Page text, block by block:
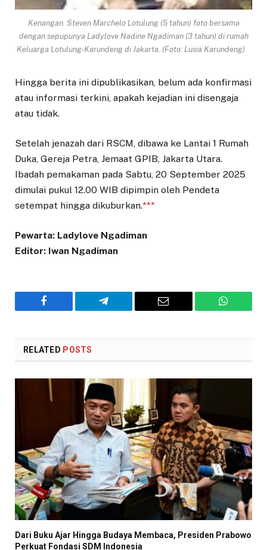
Kenangan. Steven Marchelo Lotulung (5 tahun) foto bersama
dengan sepupunya Ladylove Nadine Ngadiman (3 tahun) di rumah
Keluarga Lotulung-Karundeng di Jakarta. (Foto: Lusia Karundeng).
Hingga berita ini dipublikasikan, belum ada konfirmasi
atau informasi terkini, apakah kejadian ini disengaja
atau tidak.
Setelah jenazah dari RSCM, dibawa ke Lantai 1 Rumah
Duka, Gereja Petra, Jemaat GPIB, Jakarta Utara.
Ibadah pemakaman pada Sabtu, 20 September 2025
dimulai pukul 12.00 WIB dipimpin oleh Pendeta
setempat hingga dikuburkan.***
Pewarta: Ladylove Ngadiman
Editor: Iwan Ngadiman
Facebook Telegram Email
RELATED POSTS
Dari Buku Ajar Hingga Budaya Membaca, Presiden Prabowo
Perkuat Fondasi SDM Indonesia